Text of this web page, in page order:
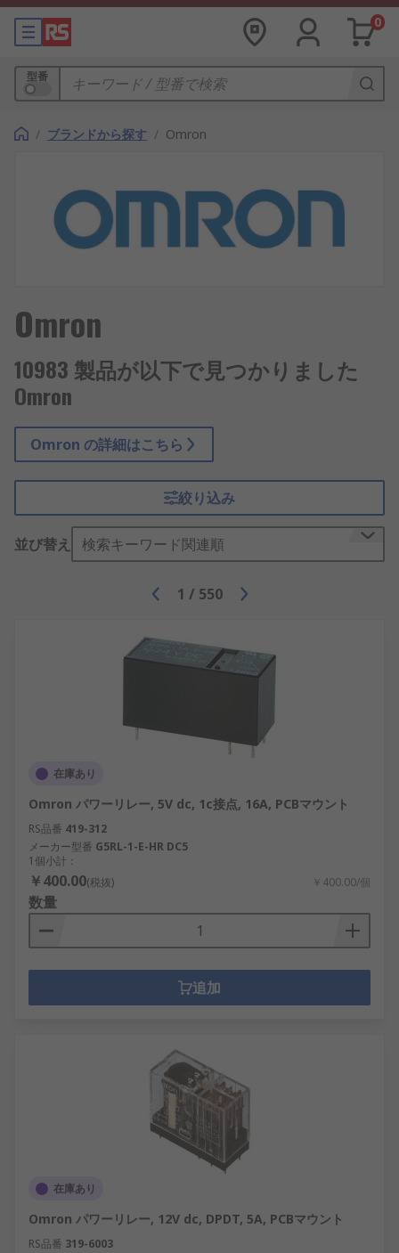
0
型番
/ ブランドから探す / Omron
Omron
10983 製品が以下で見つかりました
Omron
Omron の詳細はこちら
絞り込み
並び替え 検索キーワード関連順
1 / 550
在庫あり
Omron パワーリレー, 5V dc, 1c接点, 16A, PCBマウント
RS品番 419-312
メーカー型番 G5RL-1-E-HR DC5
1個小計：
￥400.00(税抜) ￥400.00/個
数量
追加
在庫あり
Omron パワーリレー, 12V dc, DPDT, 5A, PCBマウント
RS品番 319-6003